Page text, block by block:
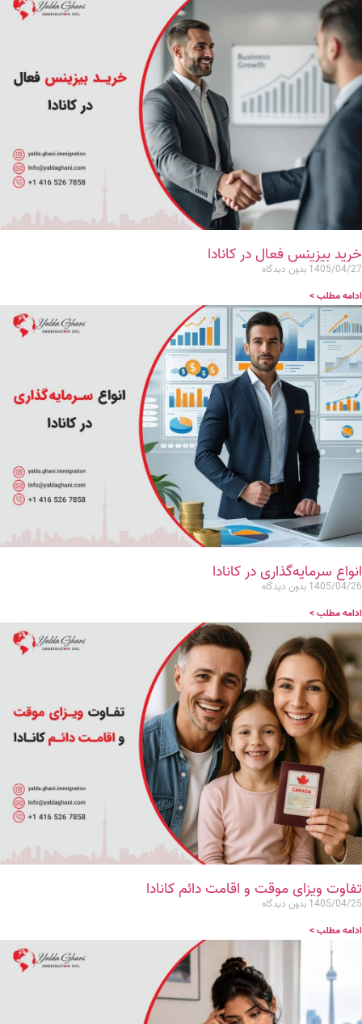
خرید بیزینس فعال در کانادا
1405/04/27 بدون دیدگاه
ادامه مطلب >
انواع سرمایه‌گذاری در کانادا
1405/04/26 بدون دیدگاه
ادامه مطلب >
تفاوت ویزای موقت و اقامت دائم کانادا
1405/04/25 بدون دیدگاه
ادامه مطلب >